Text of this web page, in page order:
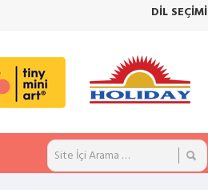
DİL SEÇİMİ